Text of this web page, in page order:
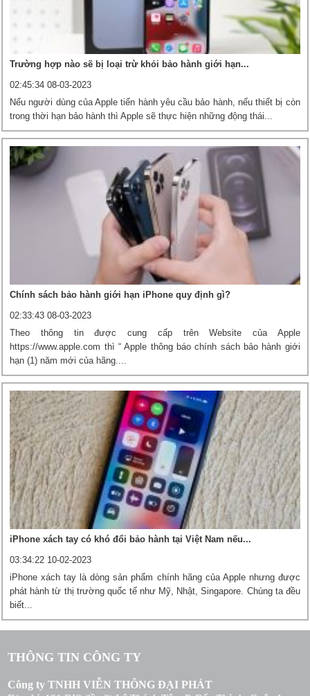
Trường hợp nào sẽ bị loại trừ khỏi bảo hành giới hạn...
02:45:34 08-03-2023
Nếu người dùng của Apple tiến hành yêu cầu bảo hành, nếu thiết bị còn
trong thời hạn bảo hành thì Apple sẽ thực hiện những động thái...
Chính sách bảo hành giới hạn iPhone quy định gì?
02:33:43 08-03-2023
Theo thông tin được cung cấp trên Website của Apple
https://www.apple.com thì “ Apple thông báo chính sách bảo hành giới
hạn (1) năm mới của hãng....
iPhone xách tay có khó đổi bảo hành tại Việt Nam nếu...
03:34:22 10-02-2023
iPhone xách tay là dòng sản phẩm chính hãng của Apple nhưng được
phát hành từ thị trường quốc tế như Mỹ, Nhật, Singapore. Chúng ta đều
biết...
THÔNG TIN CÔNG TY
Công ty TNHH VIỄN THÔNG ĐẠI PHÁT